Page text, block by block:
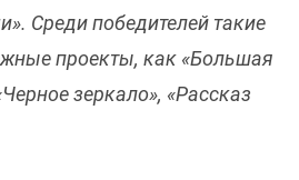
Среди победителей такие
проекты, как «Большая
зеркало», «Рассказ